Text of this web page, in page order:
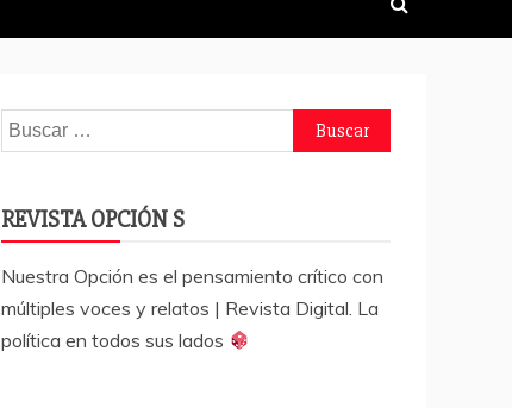
Buscar:
REVISTA OPCIÓN S
Nuestra Opción es el pensamiento crítico con
múltiples voces y relatos | Revista Digital. La
política en todos sus lados